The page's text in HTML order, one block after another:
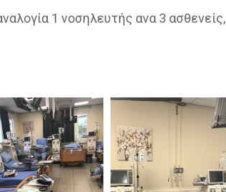
1 νοσηλευτής ανα 3 ασθενείς,